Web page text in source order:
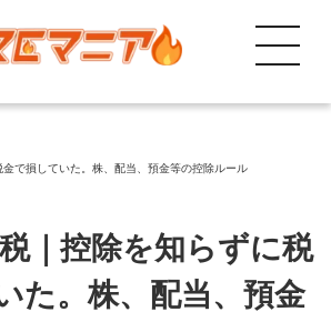
Menu
で損していた。株、配当、預金等の控除ルール
｜控除を知らずに税
た。株、配当、預金